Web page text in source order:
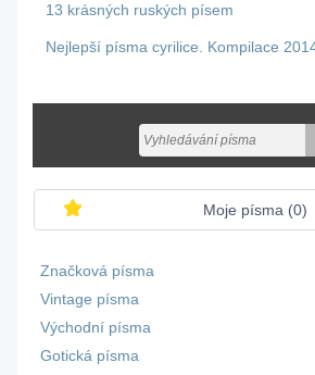
13 krásných ruských písem
Nejlepší písma cyrilice. Kompilace
Moje písma (0)
Značková písma
Vintage písma
Východní písma
Gotická písma